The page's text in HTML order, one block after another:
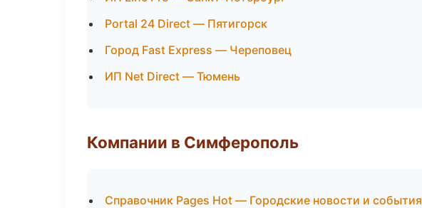
Portal 24 Direct — Пятигорск
Город Fast Express — Череповец
ИП Net Direct — Тюмень
Компании в Симферополь
Справочник Pages Hot — Городские новости и события